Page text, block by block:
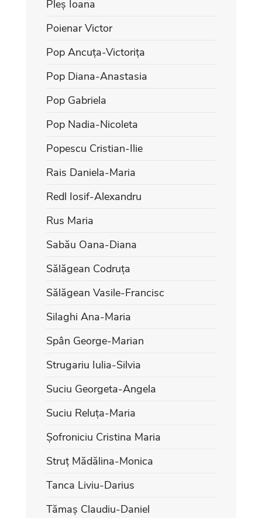
Pleș Ioana
Poienar Victor
Pop Ancuța-Victorița
Pop Diana-Anastasia
Pop Gabriela
Pop Nadia-Nicoleta
Popescu Cristian-Ilie
Rais Daniela-Maria
Redl Iosif-Alexandru
Rus Maria
Sabău Oana-Diana
Sălăgean Codruța
Sălăgean Vasile-Francisc
Silaghi Ana-Maria
Spân George-Marian
Strugariu Iulia-Silvia
Suciu Georgeta-Angela
Suciu Reluța-Maria
Șofroniciu Cristina Maria
Struț Mădălina-Monica
Tanca Liviu-Darius
Tămaș Claudiu-Daniel